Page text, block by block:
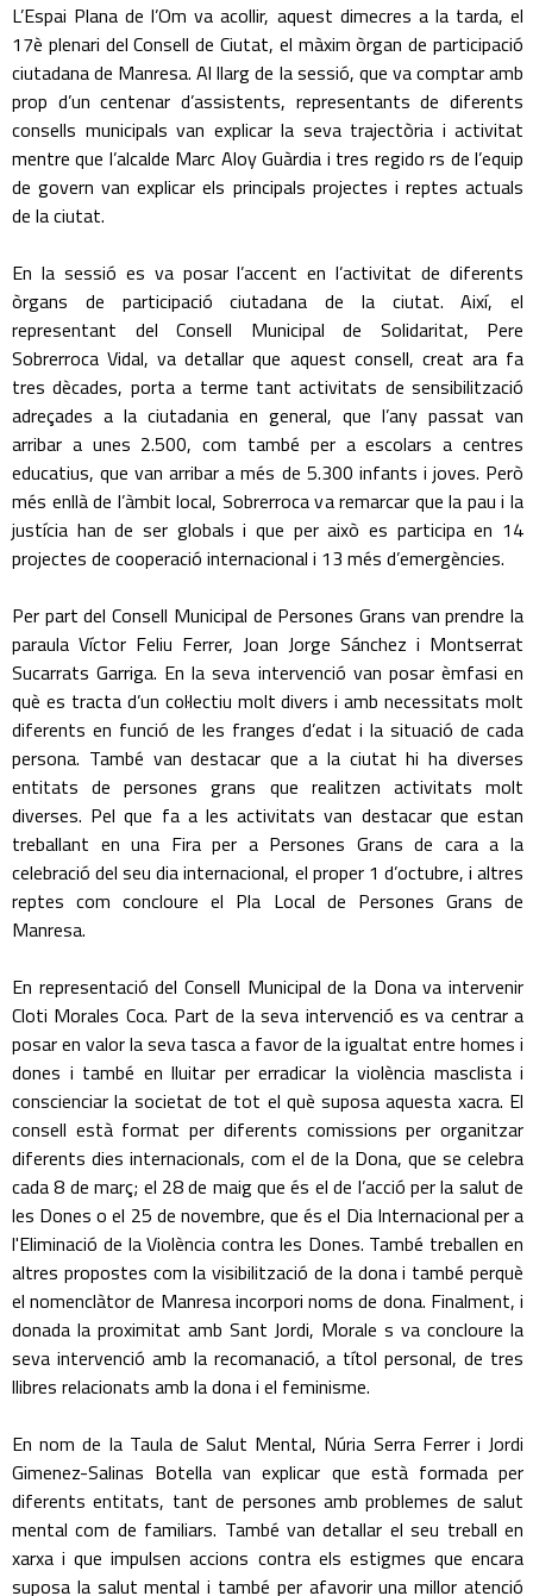
L’Espai Plana de l’Om va acollir, aquest dimecres a la tarda, el
17è plenari del Consell de Ciutat, el màxim òrgan de participació
ciutadana de Manresa. Al llarg de la sessió, que va comptar amb
prop d’un centenar d’assistents, representants de diferents
consells municipals van explicar la seva trajectòria i activitat
mentre que l’alcalde Marc Aloy Guàrdia i tres regido rs de l’equip
de govern van explicar els principals projectes i reptes actuals
de la ciutat.
En la sessió es va posar l’accent en l’activitat de diferents
òrgans de participació ciutadana de la ciutat. Així, el
representant del Consell Municipal de Solidaritat, Pere
Sobrerroca Vidal, va detallar que aquest consell, creat ara fa
tres dècades, porta a terme tant activitats de sensibilització
adreçades a la ciutadania en general, que l’any passat van
arribar a unes 2.500, com també per a escolars a centres
educatius, que van arribar a més de 5.300 infants i joves. Però
més enllà de l’àmbit local, Sobrerroca va remarcar que la pau i la
justícia han de ser globals i que per això es participa en 14
projectes de cooperació internacional i 13 més d’emergències.
Per part del Consell Municipal de Persones Grans van prendre la
paraula Víctor Feliu Ferrer, Joan Jorge Sánchez i Montserrat
Sucarrats Garriga. En la seva intervenció van posar èmfasi en
què es tracta d’un col·lectiu molt divers i amb necessitats molt
diferents en funció de les franges d’edat i la situació de cada
persona. També van destacar que a la ciutat hi ha diverses
entitats de persones grans que realitzen activitats molt
diverses. Pel que fa a les activitats van destacar que estan
treballant en una Fira per a Persones Grans de cara a la
celebració del seu dia internacional, el proper 1 d’octubre, i altres
reptes com concloure el Pla Local de Persones Grans de
Manresa.
En representació del Consell Municipal de la Dona va intervenir
Cloti Morales Coca. Part de la seva intervenció es va centrar a
posar en valor la seva tasca a favor de la igualtat entre homes i
dones i també en lluitar per erradicar la violència masclista i
conscienciar la societat de tot el què suposa aquesta xacra. El
consell està format per diferents comissions per organitzar
diferents dies internacionals, com el de la Dona, que se celebra
cada 8 de març; el 28 de maig que és el de l’acció per la salut de
les Dones o el 25 de novembre, que és el Dia Internacional per a
l'Eliminació de la Violència contra les Dones. També treballen en
altres propostes com la visibilització de la dona i també perquè
el nomenclàtor de Manresa incorpori noms de dona. Finalment, i
donada la proximitat amb Sant Jordi, Morale s va concloure la
seva intervenció amb la recomanació, a títol personal, de tres
llibres relacionats amb la dona i el feminisme.
En nom de la Taula de Salut Mental, Núria Serra Ferrer i Jordi
Gimenez-Salinas Botella van explicar que està formada per
diferents entitats, tant de persones amb problemes de salut
mental com de familiars. També van detallar el seu treball en
xarxa i que impulsen accions contra els estigmes que encara
suposa la salut mental i també per afavorir una millor atenció